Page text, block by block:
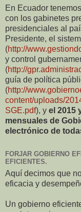
En Ecuador
con los gabinetes
presidenciales al
Presidente, el
(http://
y control
(http://
guía de política
(http://
content/uploads/
SGE.pdf), y el 2015
mensuales de
electrónico de
FORJAR GOBIERNO
EFICIENTES.
Aquí decimos que
eficacia y
Un gobierno